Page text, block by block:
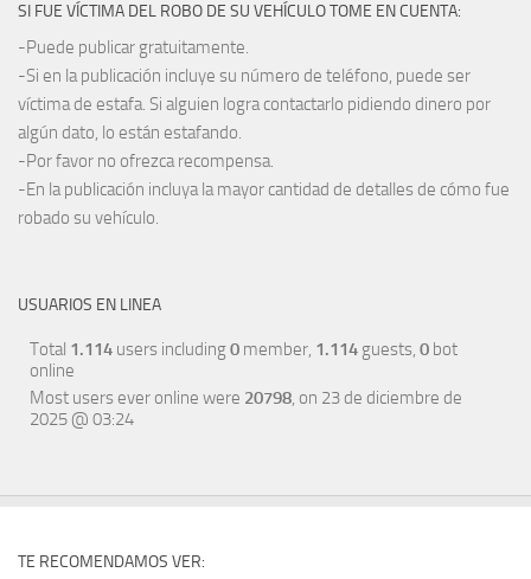
SI FUE VÍCTIMA DEL ROBO DE SU VEHÍCULO TOME EN CUENTA:
-Puede publicar gratuitamente.
-Si en la publicación incluye su número de teléfono, puede ser
víctima de estafa. Si alguien logra contactarlo pidiendo dinero por
algún dato, lo están estafando.
-Por favor no ofrezca recompensa.
-En la publicación incluya la mayor cantidad de detalles de cómo fue
robado su vehículo.
USUARIOS EN LINEA
Total 1.114 users including0 member, 1.114 guests, 0 bot
online
Most users ever online were 20798, on 23 de diciembre de
2025 @ 03:24
TE RECOMENDAMOS VER: